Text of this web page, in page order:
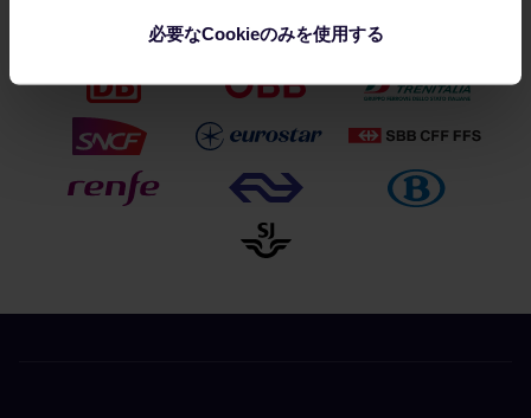
必要なCookieのみを使用する
パートナー企業：